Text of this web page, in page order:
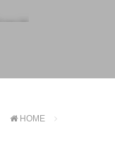
HOME